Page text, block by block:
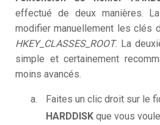
effectué de deux manières.
modifier manuellement les clés
HKEY_CLASSES_ROOT. La
simple et certainement
moins avancés.
Faites un clic droit sur le
HARDDISK que vous